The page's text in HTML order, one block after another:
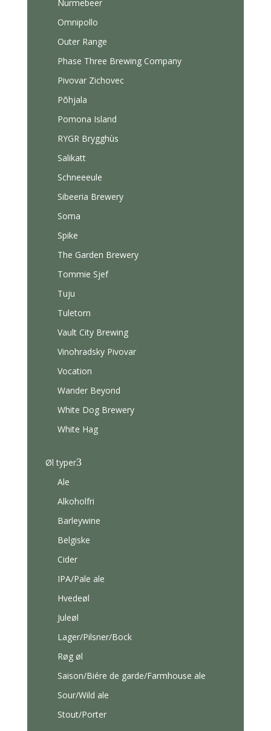
Nurmebeer
Omnipollo
Outer Range
Phase Three Brewing Company
Pivovar Zichovec
Põhjala
Pomona Island
RYGR Brygghùs
Salikatt
Schneeeule
Sibeeria Brewery
Soma
Spike
The Garden Brewery
Tommie Sjef
Tuju
Tuletorn
Vault City Brewing
Vinohradsky Pivovar
Vocation
Wander Beyond
White Dog Brewery
White Hag
Øl typer3
Ale
Alkoholfri
Barleywine
Belgiske
Cider
IPA/Pale ale
Hvedeøl
Juleøl
Lager/Pilsner/Bock
Røg øl
Saison/Biére de garde/Farmhouse ale
Sour/Wild ale
Stout/Porter